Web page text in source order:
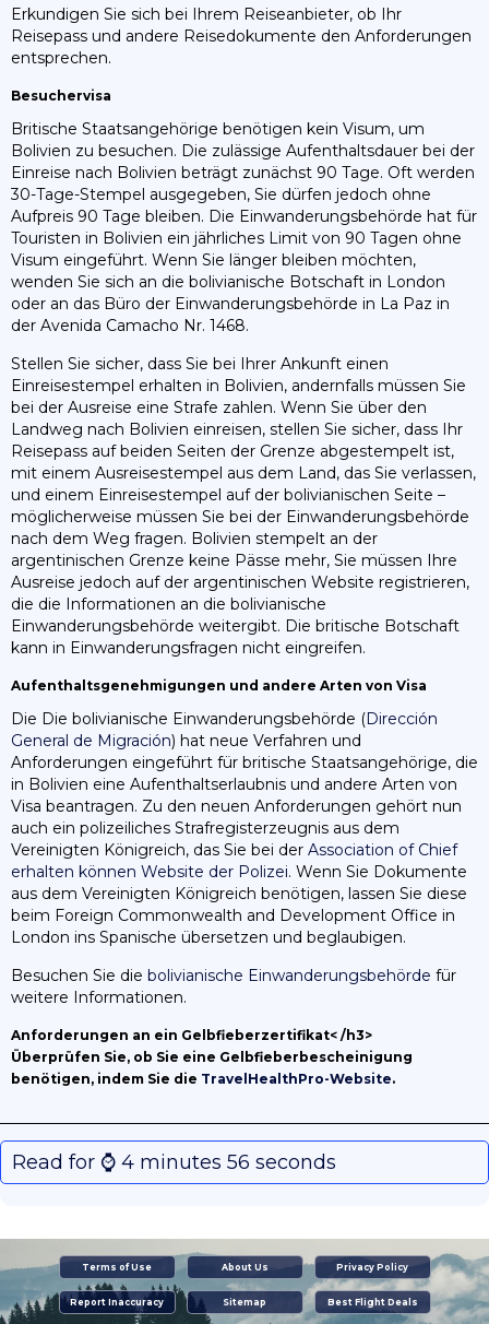
Erkundigen Sie sich bei Ihrem Reiseanbieter, ob Ihr
Reisepass und andere Reisedokumente den Anforderungen
entsprechen.
Besuchervisa
Britische Staatsangehörige benötigen kein Visum, um
Bolivien zu besuchen. Die zulässige Aufenthaltsdauer bei der
Einreise nach Bolivien beträgt zunächst 90 Tage. Oft werden
30-Tage-Stempel ausgegeben, Sie dürfen jedoch ohne
Aufpreis 90 Tage bleiben. Die Einwanderungsbehörde hat für
Touristen in Bolivien ein jährliches Limit von 90 Tagen ohne
Visum eingeführt. Wenn Sie länger bleiben möchten,
wenden Sie sich an die bolivianische Botschaft in London
oder an das Büro der Einwanderungsbehörde in La Paz in
der Avenida Camacho Nr. 1468.
Stellen Sie sicher, dass Sie bei Ihrer Ankunft einen
Einreisestempel erhalten in Bolivien, andernfalls müssen Sie
bei der Ausreise eine Strafe zahlen. Wenn Sie über den
Landweg nach Bolivien einreisen, stellen Sie sicher, dass Ihr
Reisepass auf beiden Seiten der Grenze abgestempelt ist,
mit einem Ausreisestempel aus dem Land, das Sie verlassen,
und einem Einreisestempel auf der bolivianischen Seite –
möglicherweise müssen Sie bei der Einwanderungsbehörde
nach dem Weg fragen. Bolivien stempelt an der
argentinischen Grenze keine Pässe mehr, Sie müssen Ihre
Ausreise jedoch auf der argentinischen Website registrieren,
die die Informationen an die bolivianische
Einwanderungsbehörde weitergibt. Die britische Botschaft
kann in Einwanderungsfragen nicht eingreifen.
Aufenthaltsgenehmigungen und andere Arten von Visa
Die Die bolivianische Einwanderungsbehörde (Dirección
General de Migración) hat neue Verfahren und
Anforderungen eingeführt für britische Staatsangehörige, die
in Bolivien eine Aufenthaltserlaubnis und andere Arten von
Visa beantragen. Zu den neuen Anforderungen gehört nun
auch ein polizeiliches Strafregisterzeugnis aus dem
Vereinigten Königreich, das Sie bei der Association of Chief
erhalten können Website der Polizei. Wenn Sie Dokumente
aus dem Vereinigten Königreich benötigen, lassen Sie diese
beim Foreign Commonwealth and Development Office in
London ins Spanische übersetzen und beglaubigen.
Besuchen Sie die bolivianische Einwanderungsbehörde für
weitere Informationen.
Anforderungen an ein Gelbfieberzertifikat< /h3>
Überprüfen Sie, ob Sie eine Gelbfieberbescheinigung
benötigen, indem Sie die TravelHealthPro-Website.
Read for ⌚️ 4 minutes 56 seconds
Terms of Use About Us Privacy Policy
Report Inaccuracy Sitemap Best Flight Deals